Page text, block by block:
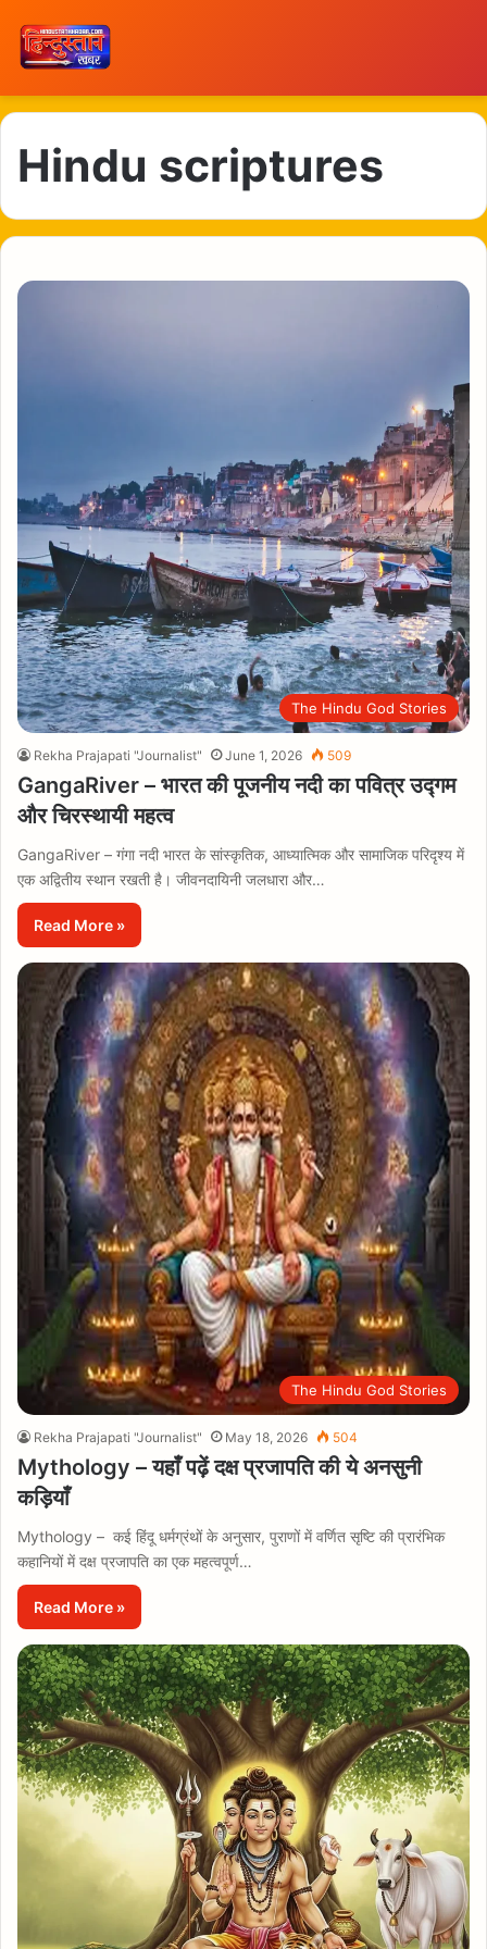
Hindu scriptures
The Hindu God Stories
Rekha Prajapati "Journalist" June 1, 2026 509
GangaRiver – भारत की पूजनीय नदी का पवित्र उद्गम
और चिरस्थायी महत्व
GangaRiver – गंगा नदी भारत के सांस्कृतिक, आध्यात्मिक और सामाजिक परिदृश्य में
एक अद्वितीय स्थान रखती है। जीवनदायिनी जलधारा और…
Read More »
The Hindu God Stories
Rekha Prajapati "Journalist" May 18, 2026 504
Mythology – यहाँ पढ़ें दक्ष प्रजापति की ये अनसुनी
कड़ियाँ
Mythology – कई हिंदू धर्मग्रंथों के अनुसार, पुराणों में वर्णित सृष्टि की प्रारंभिक
कहानियों में दक्ष प्रजापति का एक महत्वपूर्ण…
Read More »